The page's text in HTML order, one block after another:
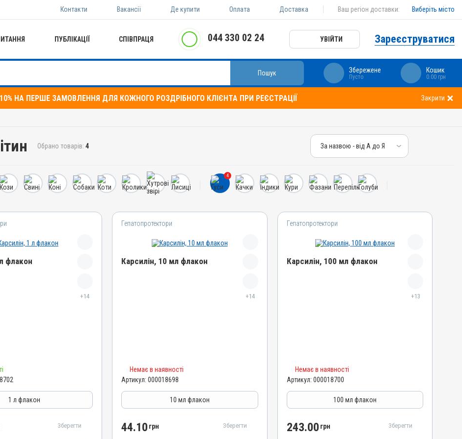
Контакти Вакансії Де купити Оплата Доставка Ваш регіон доставки: Виберіть місто
ПУБЛІКАЦІЇ СПІВПРАЦЯ 044 330 02 24 УВІЙТИ Зареєструватися
Пошук Збережене
Пусто
Кошик
0.00 грн
НА ПЕРШЕ ЗАМОВЛЕННЯ ДЛЯ КОЖНОГО РОЗДРІБНОГО КЛІЄНТА ПРИ РЕЄСТРАЦІЇ Закрити
Обрано товарів: 4 За назвою - від А до Я
За ціною – від дорогих
4
флакон
+14
Регулятори травлення
1 л флакон
Зберегти
Гепатопротектори
Карсилін, 10 мл флакон
+14
d-UA-10-20
Групи препаратів
Гепатопротектори, Регулятори травлення
Лікарська форма
Немає в наявності
Артикул: 000018698
10 мл флакон
44.10 грн Зберегти
Гепатопротектори
Карсилін, 100 мл флакон
+13
d-UA-10-20
Групи препаратів
Гепатопротектори, Регулятори травлення
Лікарська форма
Немає в наявності
Артикул: 000018700
100 мл флакон
243.00 грн Зберегти